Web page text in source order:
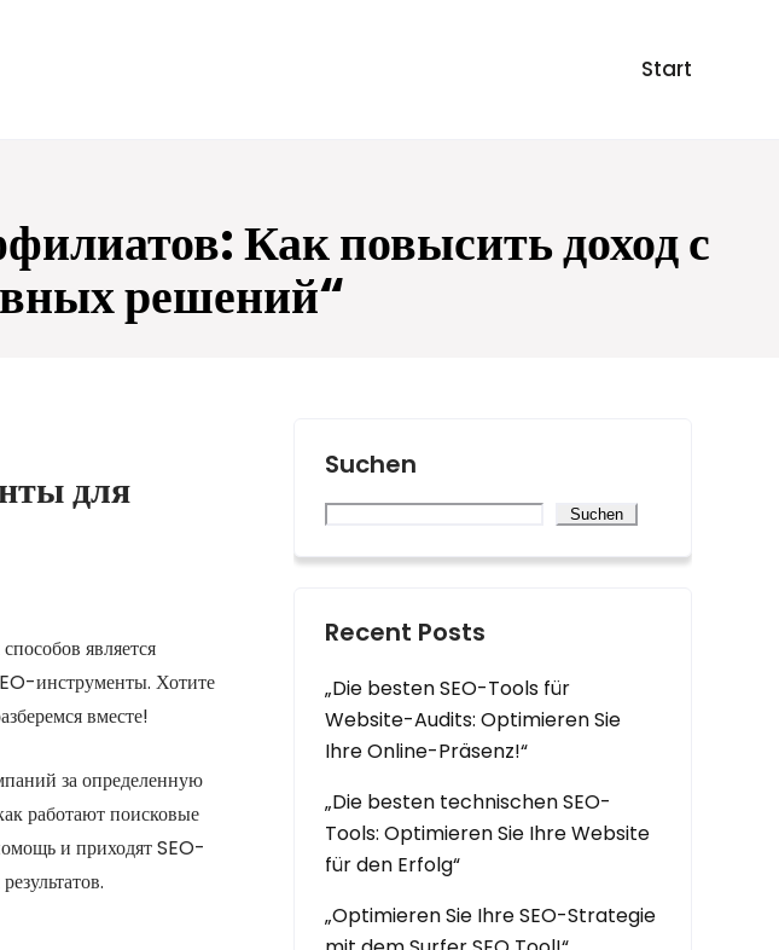
Start
Как повысить доход с
решений“
для
является
инструменты. Хотите
вместе!
за определенную
работают поисковые
и приходят SEO-
Suchen
Suchen
Recent Posts
„Die besten SEO-Tools für
Website-Audits: Optimieren Sie
Ihre Online-Präsenz!“
„Die besten technischen SEO-
Tools: Optimieren Sie Ihre Website
für den Erfolg“
„Optimieren Sie Ihre SEO-Strategie